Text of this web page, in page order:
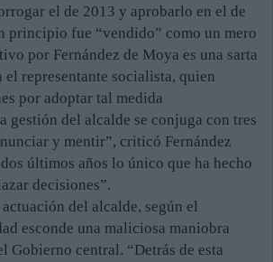
el de 2013 y aprobarlo en el de
principio fue “vendido” como un mero
por Fernández de Moya es una sarta
el representante socialista, quien
por adoptar tal medida
gestión del alcalde se conjuga con tres
y mentir”, criticó Fernández
últimos años lo único que ha hecho
decisiones”.
del alcalde, según el
esconde una maliciosa maniobra
Gobierno central. “Detrás de esta